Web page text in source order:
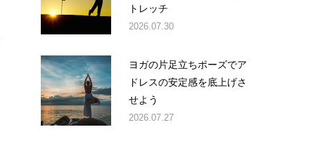
トレッチ
2026.07.30
ヨガの片足立ちポーズでア
ドレスの安定感を底上げさ
せよう
2026.07.27